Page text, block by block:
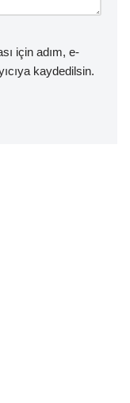
için adım, e-
kaydedilsin.